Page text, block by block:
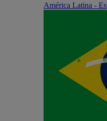
América Latina -